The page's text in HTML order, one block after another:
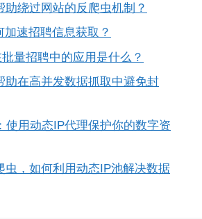
助绕过网站的反爬虫机制？
加速招聘信息获取？
量招聘中的应用是什么？
助在高并发数据抓取中避免封
使用动态IP代理保护你的数字资
虫，如何利用动态IP池解决数据